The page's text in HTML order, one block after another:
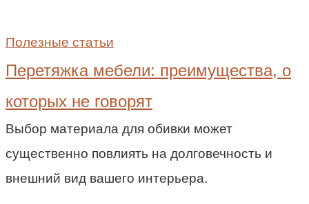
Полезные статьи
Перетяжка мебели: преимущества, о
которых не говорят
Выбор материала для обивки может
существенно повлиять на долговечность и
внешний вид вашего интерьера.